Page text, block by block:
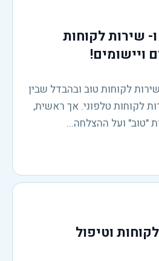
שירות לקוחות
ויישומים!
לקוחות טוב ובהבדל שבין
לקוחות טלפוני. אך ראשית,
"טוב" ועל ההצלחה...
וטיפול